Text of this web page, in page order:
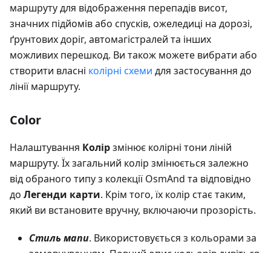
маршруту для відображення перепадів висот,
значних підйомів або спусків, ожеледиці на дорозі,
ґрунтових доріг, автомагістралей та інших
можливих перешкод. Ви також можете вибрати або
створити власні колірні схеми для застосування до
лінії маршруту.
Color
Налаштування Колірзмінює колірні тони ліній
маршруту. Їх загальний колір змінюється залежно
від обраного типу з колекції OsmAnd та відповідно
до Легенди карти. Крім того, їх колір стає таким,
який ви встановите вручну, включаючи прозорість.
Стиль мапи. Використовується з кольорами за